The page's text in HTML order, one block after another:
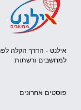
אילנט - הדרך הקלה
למחשבים ורשתות
פוסטים אחרונים